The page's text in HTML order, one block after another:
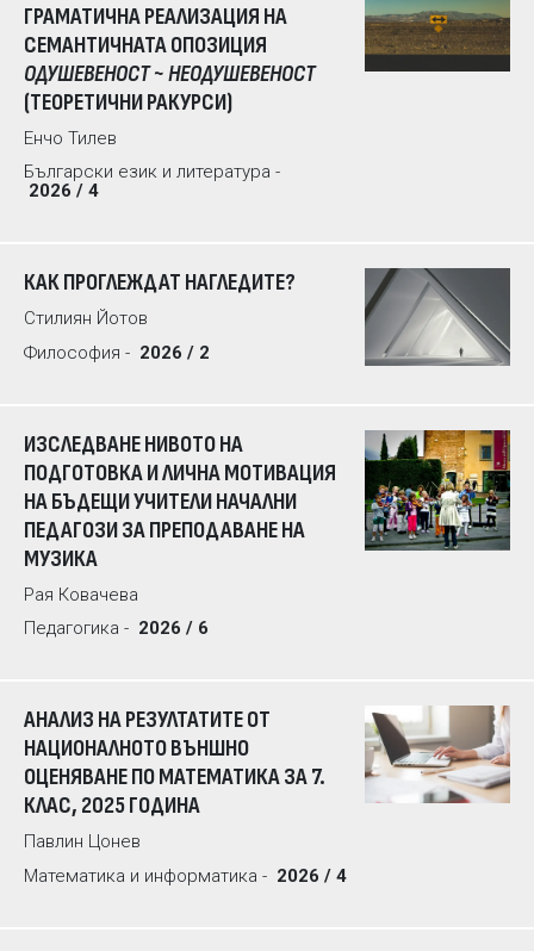
ГРАМАТИЧНА РЕАЛИЗАЦИЯ НА
СЕМАНТИЧНАТА ОПОЗИЦИЯ
ОДУШЕВЕНОСТ ~ НЕОДУШЕВЕНОСТ
(ТЕОРЕТИЧНИ РАКУРСИ)
Енчо Тилев
Български език и литература -
2026 / 4
КАК ПРОГЛЕЖДАТ НАГЛЕДИТЕ?
Стилиян Йотов
Философия - 2026 / 2
ИЗСЛЕДВАНЕ НИВОТО НА
ПОДГОТОВКА И ЛИЧНА МОТИВАЦИЯ
НА БЪДЕЩИ УЧИТЕЛИ НАЧАЛНИ
ПЕДАГОЗИ ЗА ПРЕПОДАВАНЕ НА
МУЗИКА
Рая Ковачева
Педагогика - 2026 / 6
АНАЛИЗ НА РЕЗУЛТАТИТЕ ОТ
НАЦИОНАЛНОТО ВЪНШНО
ОЦЕНЯВАНЕ ПО МАТЕМАТИКА ЗА 7.
КЛАС, 2025 ГОДИНА
Павлин Цонев
Математика и информатика - 2026 / 4